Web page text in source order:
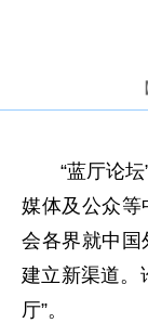
【
“蓝厅论坛”
媒体及公众等
会各界就中
建立新渠道。
厅”。